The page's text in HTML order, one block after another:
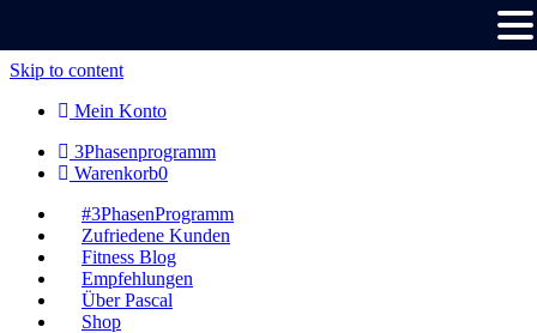
Skip to content
Mein Konto
3Phasenprogramm
Warenkorb0
#3PhasenProgramm
Zufriedene Kunden
Fitness Blog
Empfehlungen
Über Pascal
Shop